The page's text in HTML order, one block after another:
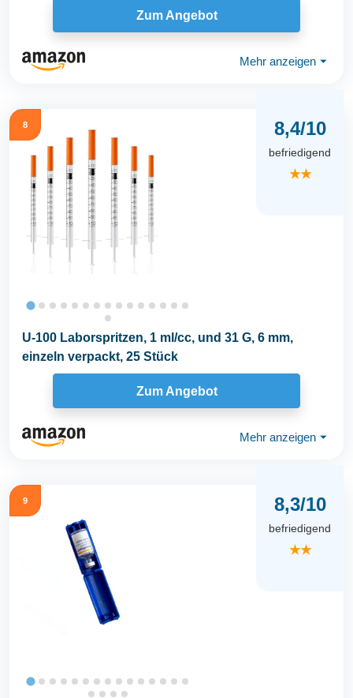
Zum Angebot
Mehr anzeigen ⏷
8 8,4/10
befriedigend
★★
U-100 Laborspritzen, 1 ml/cc, und 31 G, 6 mm,
einzeln verpackt, 25 Stück
Zum Angebot
Mehr anzeigen ⏷
9 8,3/10
befriedigend
★★